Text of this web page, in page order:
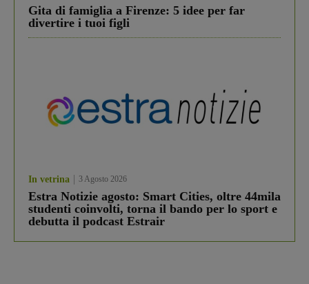
Gita di famiglia a Firenze: 5 idee per far
divertire i tuoi figli
In vetrina 3 Agosto 2026
Estra Notizie agosto: Smart Cities, oltre 44mila
studenti coinvolti, torna il bando per lo sport e
debutta il podcast Estrair